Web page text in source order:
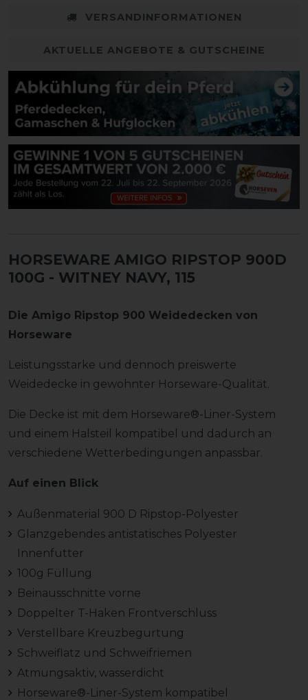
VERSANDINFORMATIONEN
AKTUELLE ANGEBOTE & GUTSCHEINE
HORSEWARE AMIGO RIPSTOP 900D
100G - WITNEY NAVY, 115
Die Amigo Ripstop 900 Weidedecken von
Horseware
Leistungsstarke und dennoch preiswerte
Weidedecke in gewohnter Horseware-Qualität.
Die Decke ist mit dem Horseware®-Liner-System
und einem Halsteil kompatibel und dadurch an
verschiedene Wetterbedingungen anpassbar.
Auf einen Blick
Außenmaterial 900 D Ripstop-Polyester
Glanzgebendes antistatisches Polyester
Innenfutter
100g Füllung
Beinausschnitte vorne
Doppelter T-Haken Frontverschluss
Verstellbare Kreuzbegurtung
Schweiflatz und Schweifriemen
Atmungsaktiv, wasserdicht
Horseware®-Liner-System kompatibel